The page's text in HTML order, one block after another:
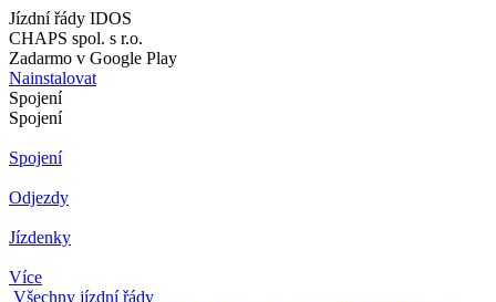
Jízdní řády IDOS
CHAPS spol. s r.o.
Zadarmo v Google Play
Nainstalovat
Spojení
Spojení
Spojení
Odjezdy
Jízdenky
Více
Všechny jízdní řády